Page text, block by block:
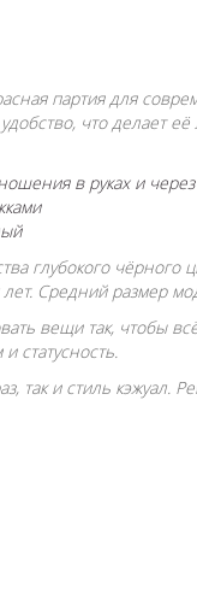
партия для
что делает
в руках и
глубокого
Средний размер
вещи так, чтобы
статусность.
так и стиль кэжуал.